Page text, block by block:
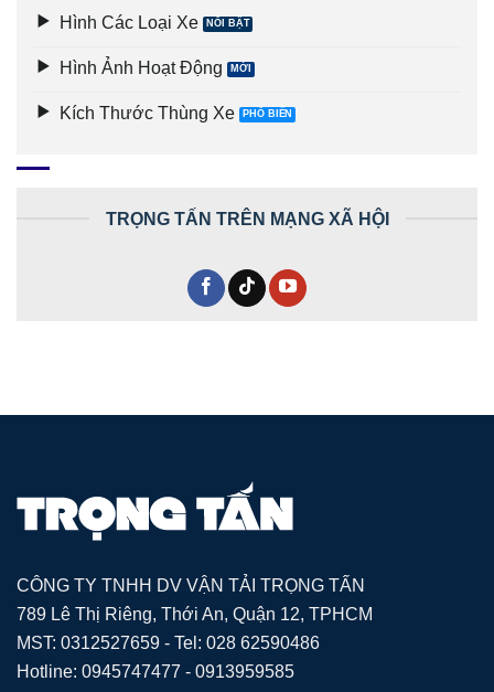
Hình Các Loại Xe
Hình Ảnh Hoạt Động
Kích Thước Thùng Xe
TRỌNG TẤN TRÊN MẠNG XÃ HỘI
CÔNG TY TNHH DV VẬN TẢI TRỌNG TẤN
789 Lê Thị Riêng, Thới An, Quận 12, TPHCM
MST: 0312527659 - Tel: 028 62590486
Hotline: 0945747477 - 0913959585